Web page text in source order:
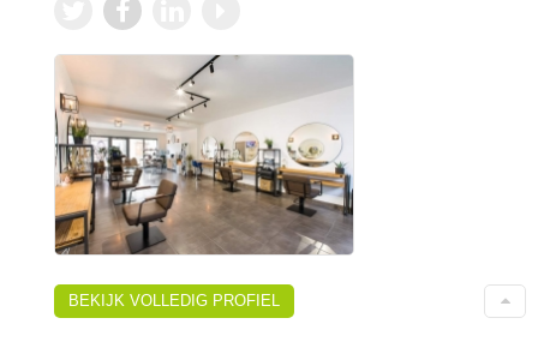
BEKIJK VOLLEDIG PROFIEL